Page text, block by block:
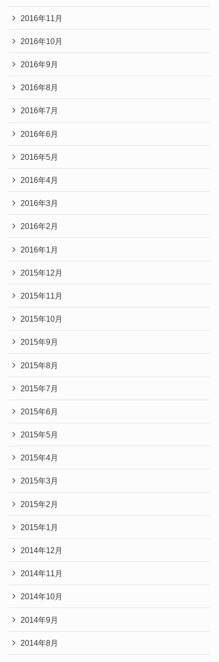
2016年11月
2016年10月
2016年9月
2016年8月
2016年7月
2016年6月
2016年5月
2016年4月
2016年3月
2016年2月
2016年1月
2015年12月
2015年11月
2015年10月
2015年9月
2015年8月
2015年7月
2015年6月
2015年5月
2015年4月
2015年3月
2015年2月
2015年1月
2014年12月
2014年11月
2014年10月
2014年9月
2014年8月